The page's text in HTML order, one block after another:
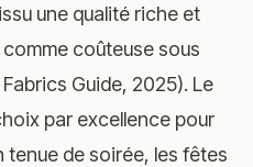
une qualité riche et
coûteuse sous
Guide, 2025). Le
par excellence pour
tenue de soirée, les fêtes